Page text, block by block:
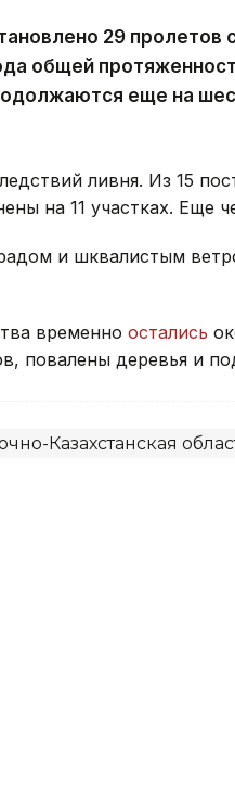
29 пролетов
общей
еще на
ливня. Из 15
на 11 участках. Еще
и шквалистым
временно остались
повалены деревья и
Казахстанская